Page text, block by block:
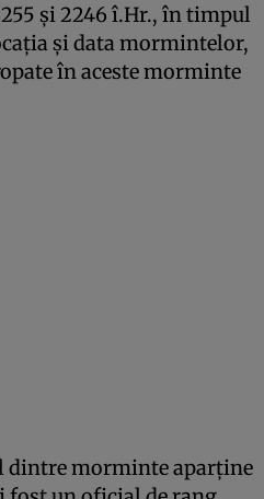
și 2246 î.Hr., în timpul
și data mormintelor,
în aceste morminte
dintre morminte aparține